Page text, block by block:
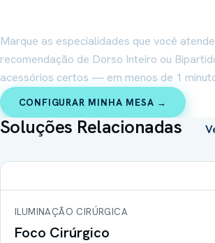
Marque as especialidades que você
recomendação de Dorso Inteiro ou
acessórios certos — em menos de 1
CONFIGURAR MINHA MESA →
Soluções Relacionadas
ILUMINAÇÃO CIRÚRGICA
Foco Cirúrgico